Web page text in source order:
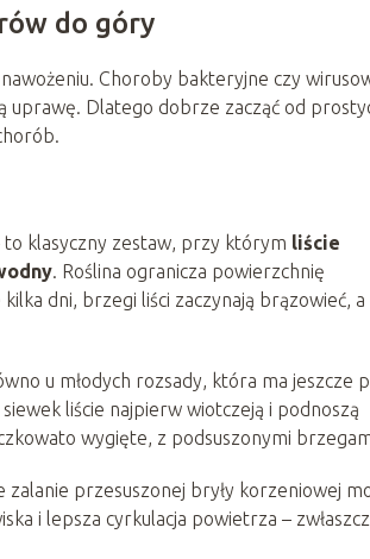
do góry
Choroby bakteryjne czy
uprawę. Dlatego dobrze zacząć od
to klasyczny zestaw, przy którym liście
. Roślina ogranicza powierzchnię
dni, brzegi liści zaczynają brązowieć, a
u młodych rozsady, która ma jeszcze
liście najpierw wiotczeją i podnoszą
wygięte, z podsuszonymi
zalanie przesuszonej bryły korzeniowej
i lepsza cyrkulacja powietrza –